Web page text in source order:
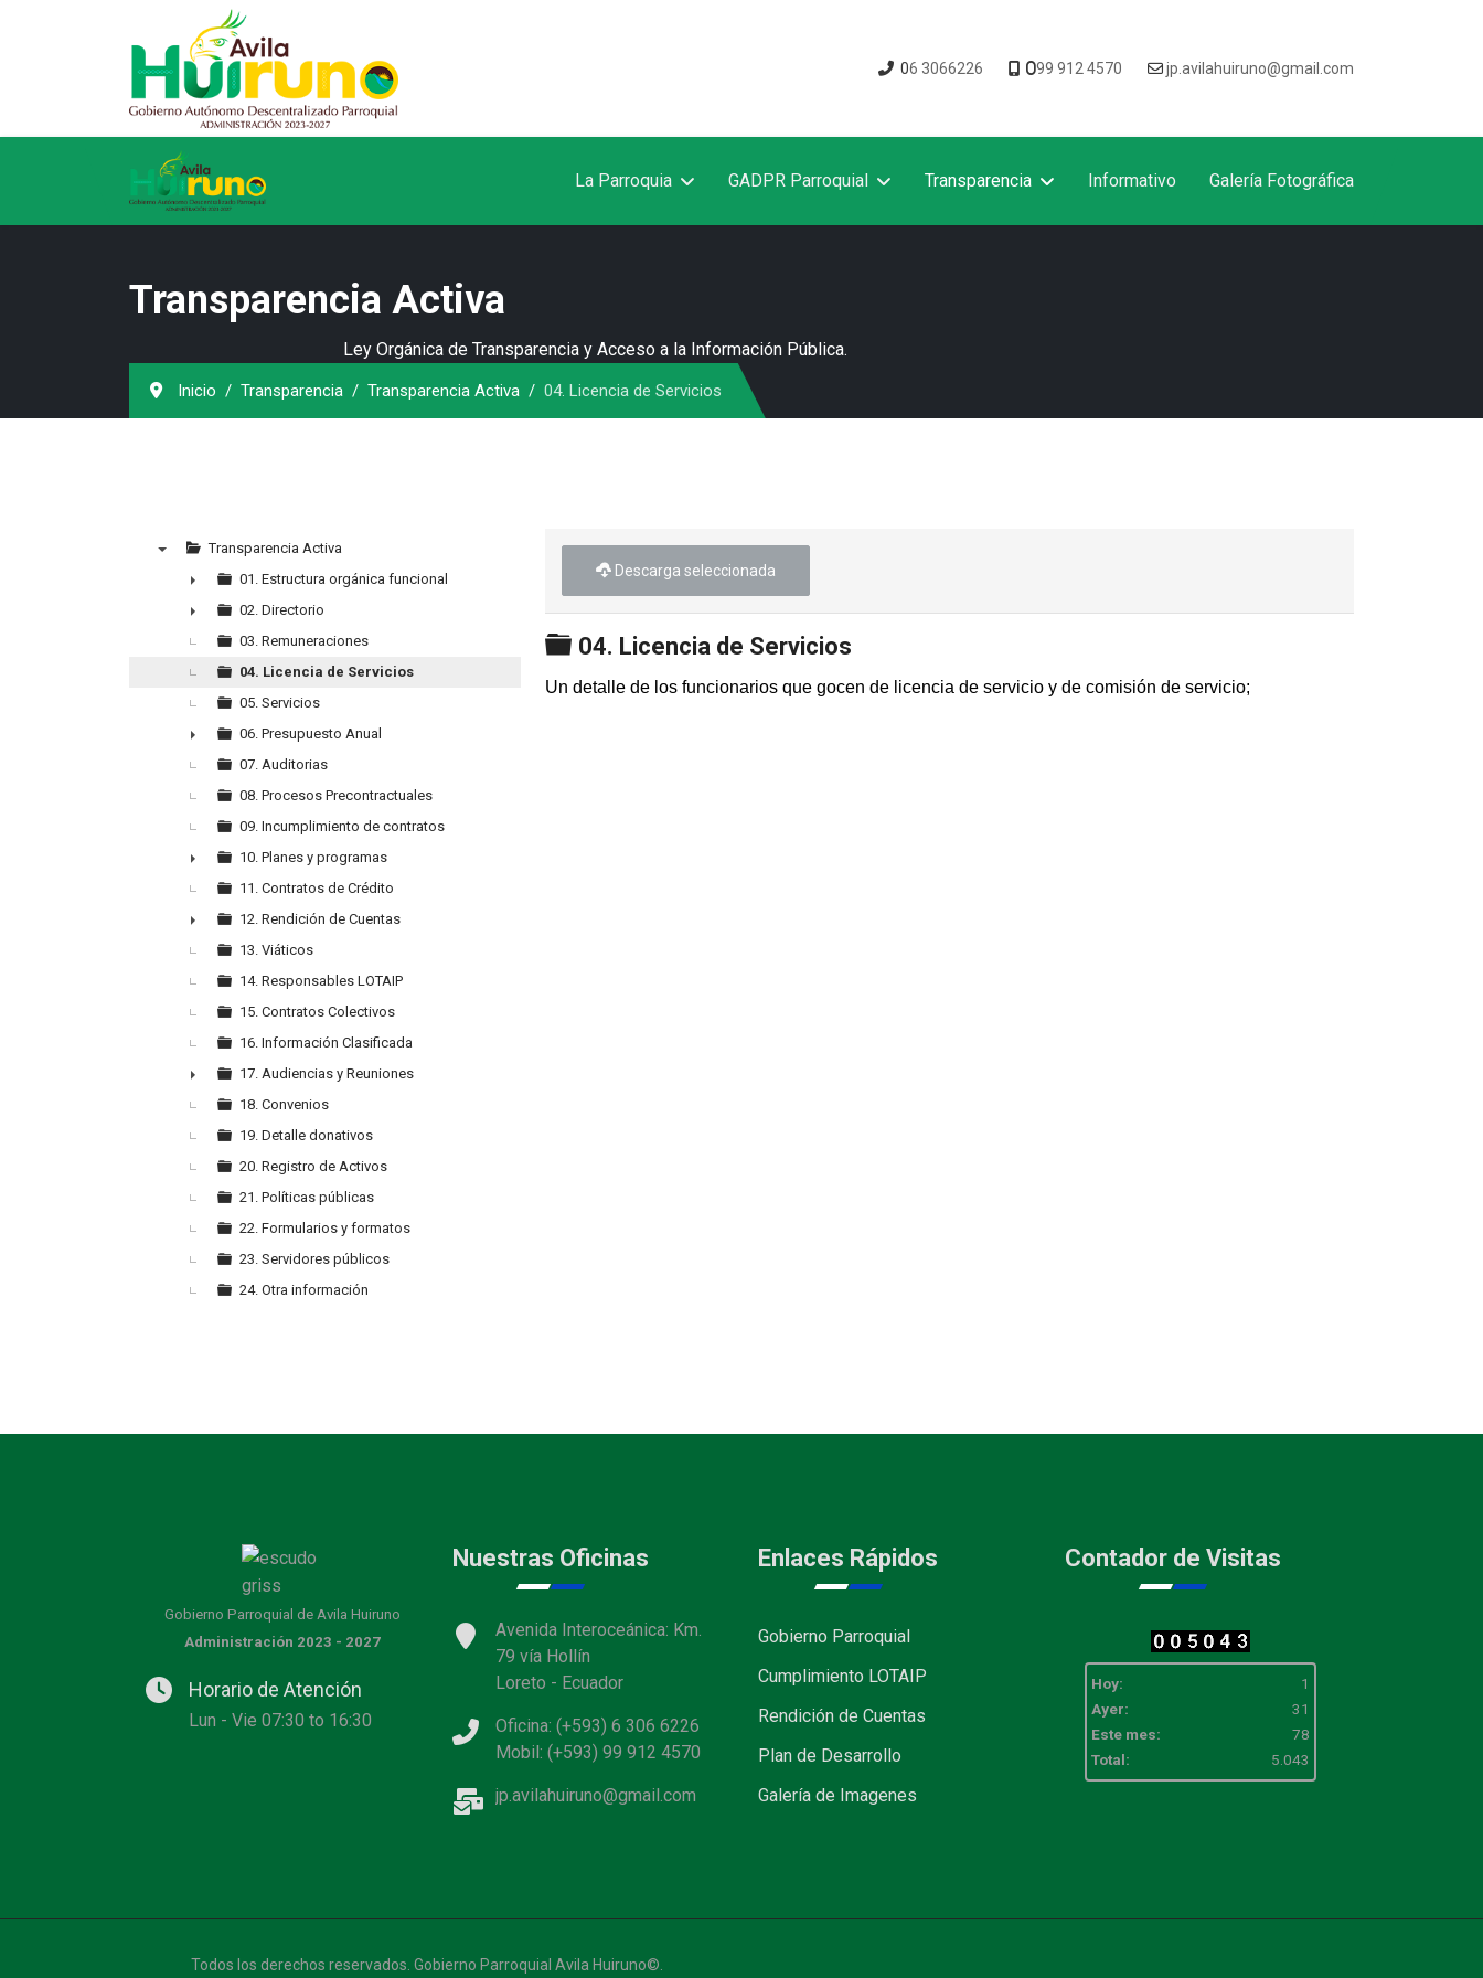
06 3066226 099 912 4570 jp.avilahuiruno@gmail.com
La Parroquia GADPR Parroquial Transparencia Informativo Galería Fotográfica
Transparencia Activa
Ley Orgánica de Transparencia y Acceso a la Información Pública.
Inicio Transparencia Transparencia Activa 04. Licencia de Servicios
Transparencia Activa
►
01. Estructura orgánica funcional
►
02. Directorio
03. Remuneraciones
04. Licencia de Servicios
05. Servicios
►
06. Presupuesto Anual
07. Auditorias
08. Procesos Precontractuales
09. Incumplimiento de contratos
►
10. Planes y programas
11. Contratos de Crédito
►
12. Rendición de Cuentas
13. Viáticos
14. Responsables LOTAIP
15. Contratos Colectivos
16. Información Clasificada
►
17. Audiencias y Reuniones
18. Convenios
19. Detalle donativos
20. Registro de Activos
21. Políticas públicas
22. Formularios y formatos
23. Servidores públicos
24. Otra información
Descarga seleccionada
Carpeta
04. Licencia de Servicios
Un detalle de los funcionarios que gocen de licencia de servicio y de comisión de servicio;
Gobierno Parroquial de Avila Huiruno
Administración 2023 - 2027
Horario de Atención
Lun - Vie 07:30 to 16:30
Nuestras Oficinas
Avenida Interoceánica: Km.
79 vía Hollín
Loreto - Ecuador
Oficina: (+593) 6 306 6226
Mobil: (+593) 99 912 4570
jp.avilahuiruno@gmail.com
Enlaces Rápidos
Gobierno Parroquial
Cumplimiento LOTAIP
Rendición de Cuentas
Plan de Desarrollo
Galería de Imagenes
Contador de Visitas
Hoy:
1
Ayer:
31
Este mes:
78
Total:
5.043
Todos los derechos reservados. Gobierno Parroquial Avila Huiruno©.